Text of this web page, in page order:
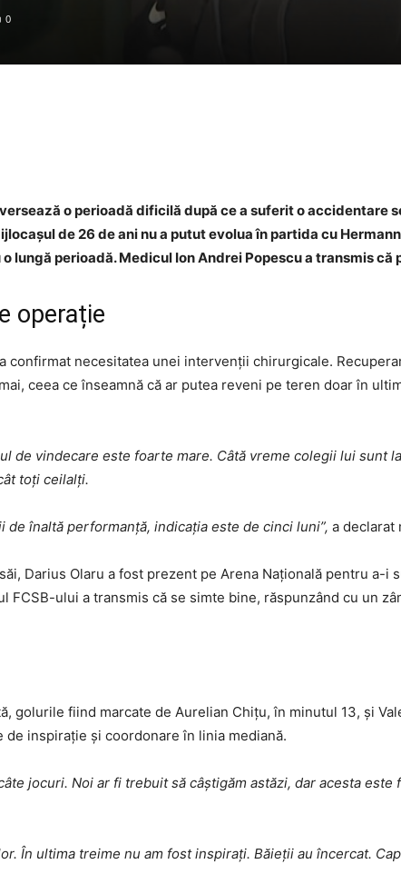
0
o perioadă dificilă după ce a suferit o accidentare
de 26 de ani nu a putut evolua în partida cu
lungă perioadă. Medicul Ion Andrei Popescu a transmis
operație
confirmat necesitatea unei intervenții chirurgicale.
ceea ce înseamnă că ar putea reveni pe teren doar în
de vindecare este foarte mare. Câtă vreme colegii lui sunt
toți ceilalți.
înaltă performanță, indicația este de cinci luni”, a declarat
Darius Olaru a fost prezent pe Arena Națională pentru a-i
FCSB-ului a transmis că se simte bine, răspunzând cu un
golurile fiind marcate de Aurelian Chițu, în minutul 13, și
inspirație și coordonare în linia mediană.
jocuri. Noi ar fi trebuit să câștigăm astăzi, dar acesta
În ultima treime nu am fost inspirați. Băieții au încercat.